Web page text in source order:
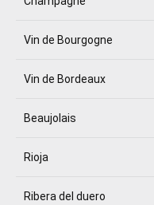
Vin de Bourgogne
Vin de Bordeaux
Beaujolais
Rioja
Ribera del duero